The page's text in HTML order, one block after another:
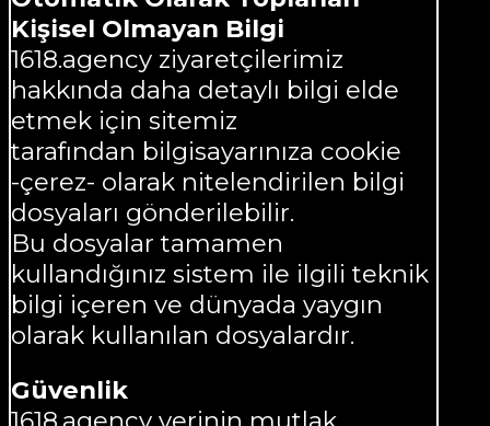
Kişisel Olmayan Bilgi
1618.agency ziyaretçilerimiz
hakkında daha detaylı bilgi elde
etmek için sitemiz
tarafından bilgisayarınıza cookie
-çerez- olarak nitelendirilen bilgi
dosyaları gönderilebilir.
Bu dosyalar tamamen
kullandığınız sistem ile ilgili teknik
bilgi içeren ve dünyada yaygın
olarak kullanılan dosyalardır.
Güvenlik